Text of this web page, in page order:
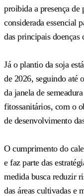
proibida a presença de
considerada essencial
das principais doenças
Já o plantio da soja
de 2026, seguindo até
da janela de
fitossanitários, com o
de desenvolvimento
O cumprimento do
e faz parte das
medida busca reduzir
das áreas cultivadas e